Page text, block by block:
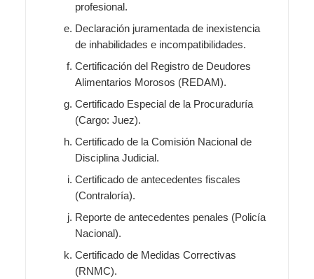
profesional.
Declaración juramentada de inexistencia
de inhabilidades e incompatibilidades.
Certificación del Registro de Deudores
Alimentarios Morosos (REDAM).
Certificado Especial de la Procuraduría
(Cargo: Juez).
Certificado de la Comisión Nacional de
Disciplina Judicial.
Certificado de antecedentes fiscales
(Contraloría).
Reporte de antecedentes penales (Policía
Nacional).
Certificado de Medidas Correctivas
(RNMC).